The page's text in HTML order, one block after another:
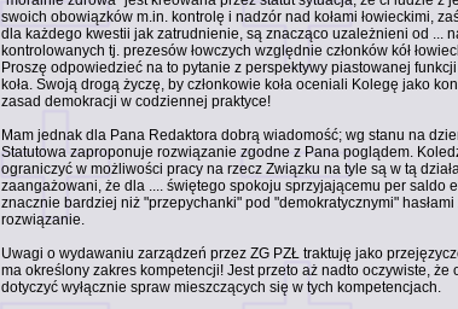
swoich obowiązków m.in. kontrolę i nadzór nad kołami łowieckimi,
dla każdego kwestii jak zatrudnienie, są znacząco uzależnieni od ...
kontrolowanych tj. prezesów łowczych względnie członków kół
Proszę odpowiedzieć na to pytanie z perspektywy piastowanej
koła. Swoją drogą życzę, by członkowie koła oceniali Kolegę jako
zasad demokracji w codziennej praktyce!
Mam jednak dla Pana Redaktora dobrą wiadomość; wg stanu na
Statutowa zaproponuje rozwiązanie zgodne z Pana poglądem.
ograniczyć w możliwości pracy na rzecz Związku na tyle są w tą
zaangażowani, że dla .... świętego spokoju sprzyjającemu per saldo
znacznie bardziej niż "przepychanki" pod "demokratycznymi"
rozwiązanie.
Uwagi o wydawaniu zarządzeń przez ZG PZŁ traktuję jako
ma określony zakres kompetencji! Jest przeto aż nadto oczywiste, że
dotyczyć wyłącznie spraw mieszczących się w tych kompetencjach.